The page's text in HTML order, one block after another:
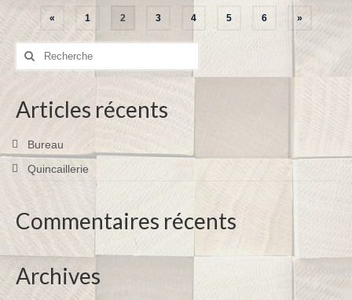
Pagination
des
publications
« 1 2 3 4 5 6 »
Rechercher
Articles récents
Bureau
Quincaillerie
Commentaires récents
Archives